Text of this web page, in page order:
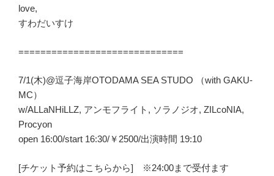
love,
すわだいすけ
==============================
7/1(木)@逗子海岸OTODAMA SEA STUDO （with GAKU-
MC）
w/ALLaNHiLLZ, アンモフライト, ソラノジオ, ZILcoNIA,
Procyon
open 16:00/start 16:30/￥2500/出演時間 19:10
[チケット予約はこちらから] ※24:00まで受付ます